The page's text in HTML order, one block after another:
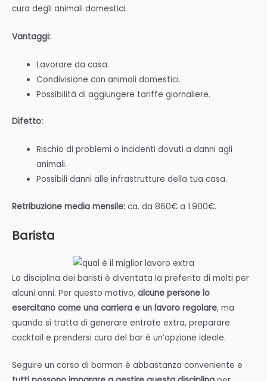
cura degli animali domestici.
Vantaggi:
Lavorare da casa.
Condivisione con animali domestici.
Possibilità di aggiungere tariffe giornaliere.
Difetto:
Rischio di problemi o incidenti dovuti a danni agli
animali.
Possibili danni alle infrastrutture della tua casa.
Retribuzione media mensile: ca. da 860€ a 1.900€.
Barista
La disciplina dei baristi è diventata la preferita di molti per
alcuni anni. Per questo motivo, alcune persone lo
esercitano come una carriera e un lavoro regolare, ma
quando si tratta di generare entrate extra, preparare
cocktail e prendersi cura del bar è un’opzione ideale.
Seguire un corso di barman è abbastanza conveniente e